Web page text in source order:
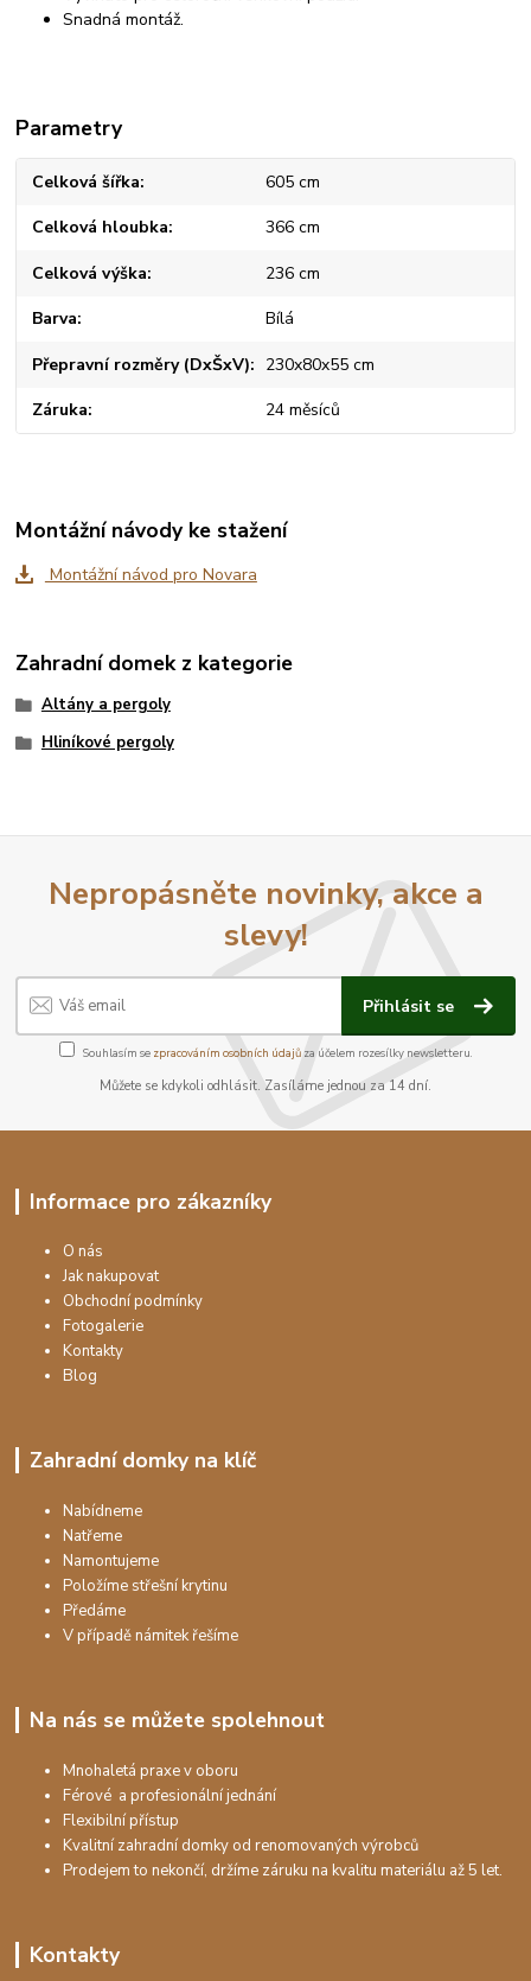
Snadná montáž.
Parametry
Celková šířka 605 cm
Celková hloubka 366 cm
Celková výška 236 cm
Barva Bílá
Přepravní rozměry (DxŠxV) 230x80x55 cm
Záruka 24 měsíců
Montážní návody ke stažení
Montážní návod pro Novara
Zahradní domek z kategorie
Altány a pergoly
Hliníkové pergoly
Nepropásněte novinky, akce a
slevy!
Přihlásit se
Souhlasím se zpracováním osobních údajůza účelem rozesílky newsletteru.
Můžete se kdykoli odhlásit. Zasíláme jednou za 14 dní.
Informace pro zákazníky
O nás
Jak nakupovat
Obchodní podmínky
Fotogalerie
Kontakty
Blog
Zahradní domky na klíč
Nabídneme
Natřeme
Namontujeme
Položíme střešní krytinu
Předáme
V případě námitek řešíme
Na nás se můžete spolehnout
Mnohaletá praxe v oboru
Férové a profesionální jednání
Flexibilní přístup
Kvalitní zahradní domky od renomovaných výrobců
Prodejem to nekončí, držíme záruku na kvalitu materiálu až 5 let.
Kontakty